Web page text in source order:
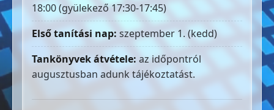
18:00 (gyülekező 17:30-17:45)
Első tanítási nap: szeptember 1. (kedd)
Tankönyvek átvétele: az időpontról
augusztusban adunk tájékoztatást.